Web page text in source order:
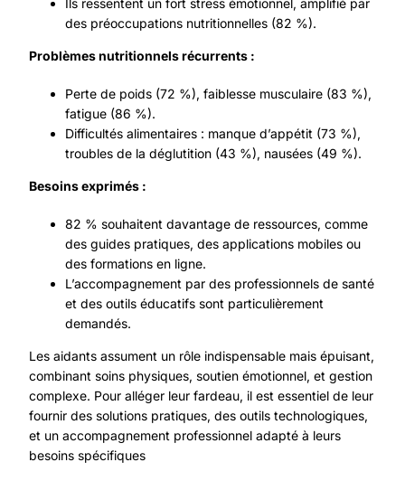
Ils ressentent un fort stress émotionnel, amplifié par
des préoccupations nutritionnelles (82 %).
Problèmes nutritionnels récurrents :
Perte de poids (72 %), faiblesse musculaire (83 %),
fatigue (86 %).
Difficultés alimentaires : manque d’appétit (73 %),
troubles de la déglutition (43 %), nausées (49 %).
Besoins exprimés :
82 % souhaitent davantage de ressources, comme
des guides pratiques, des applications mobiles ou
des formations en ligne.
L’accompagnement par des professionnels de santé
et des outils éducatifs sont particulièrement
demandés.
Les aidants assument un rôle indispensable mais épuisant,
combinant soins physiques, soutien émotionnel, et gestion
complexe. Pour alléger leur fardeau, il est essentiel de leur
fournir des solutions pratiques, des outils technologiques,
et un accompagnement professionnel adapté à leurs
besoins spécifiques